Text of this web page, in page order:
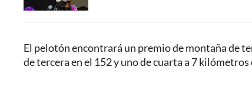
El pelotón encontrará un premio de montaña de
de tercera en el 152 y uno de cuarta a 7 kilómetros